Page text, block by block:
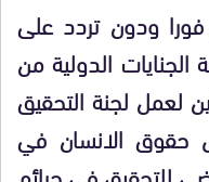
فورا ودون تردد على
الدولية من
لعمل لجنة التحقيق
حقوق الانسان في